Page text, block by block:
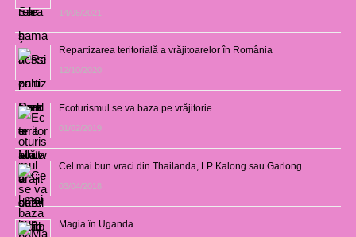
14/06/2021
Repartizarea teritorială a vrăjitoarelor în România
12/10/2020
Ecoturismul se va baza pe vrăjitorie
01/02/2019
Cel mai bun vraci din Thailanda, LP Kalong sau Garlong
03/04/2018
Magia în Uganda